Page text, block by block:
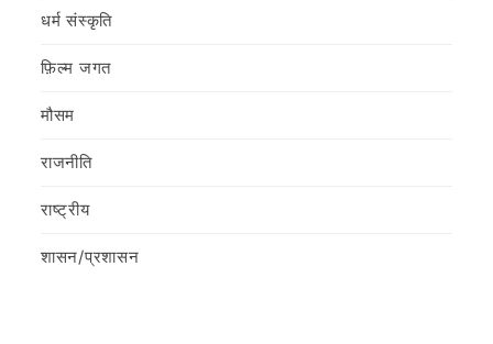
धर्म संस्कृति
फ़िल्‍म जगत
मौसम
राजनीति
राष्ट्रीय
शासन/प्रशासन